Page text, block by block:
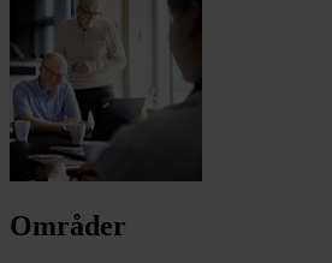
Områder